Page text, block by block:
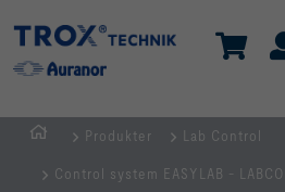
Produkter Lab Control
Control system EASYLAB -